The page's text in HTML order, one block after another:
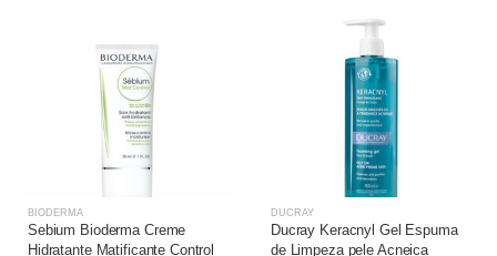
BIODERMA
Sebium Bioderma Creme
Hidratante Matificante Control
DUCRAY
Ducray Keracnyl Gel Espuma
de Limpeza pele Acneica